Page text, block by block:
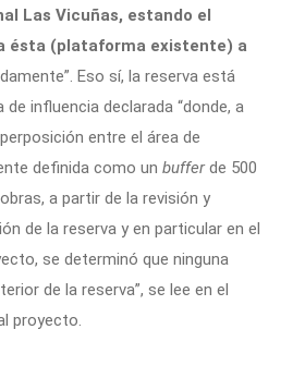
Las Vicuñas, estando el
ésta (plataforma existente) a
Eso sí, la reserva está
influencia declarada “donde, a
entre el área de
definida como un bufferde 500
a partir de la revisión y
de la reserva y en particular en el
se determinó que ninguna
de la reserva”, se lee en el
proyecto.